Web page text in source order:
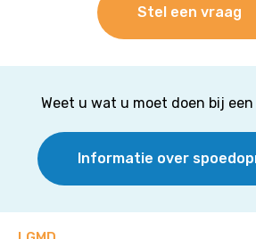
Stel een vraag
Weet u wat u moet doen bij een
Informatie over